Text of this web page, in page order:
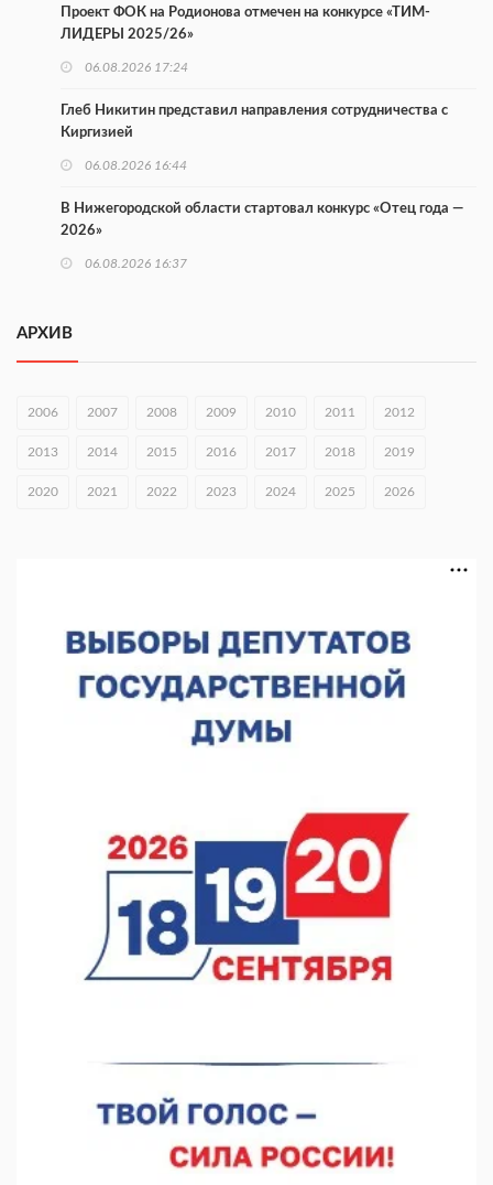
Проект ФОК на Родионова отмечен на конкурсе «ТИМ-
ЛИДЕРЫ 2025/26»
06.08.2026 17:24
Глеб Никитин представил направления сотрудничества с
Киргизией
06.08.2026 16:44
В Нижегородской области стартовал конкурс «Отец года —
2026»
06.08.2026 16:37
раза
06.08.2026 15:26
Видели ночь, бежали всю ночь... На Нижневолжской
набережной прошел необычный забег
Нижегородские хирурги выполнили трансоральную
операцию на щитовидной железе
06.08.2026 15:03
Более 30 нижегородцев прошли обучение для соцконтракта
06.08.2026 14:46
АРХИВ
2006 2007 2008 2009 2010 2011 2012
2013 2014 2015 2016 2017 2018 2019
2020 2021 2022 2023 2024 2025 2026